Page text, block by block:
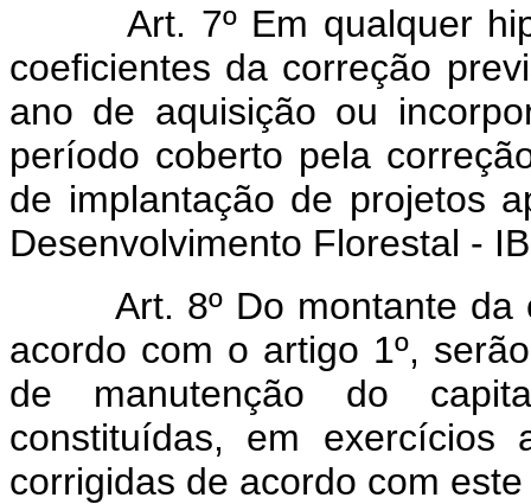
Art. 7º Em qualquer
coeficientes da correção
ano de aquisição ou
período coberto pela
de implantação de projetos
Desenvolvimento Florestal -
Art. 8º Do montante
acordo com o artigo 1º,
de manutenção do
constituídas, em exercícios
corrigidas de acordo com